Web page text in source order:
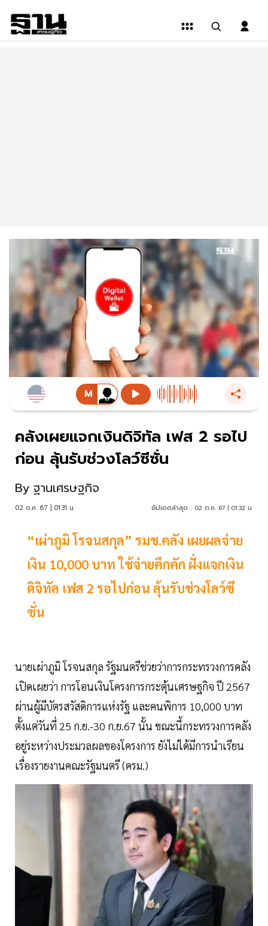
คลังเผยแจกเงินดิจิทัล เฟส 2 รอไป
ก่อน ลุ้นรับช่วงโลว์ซีซั่น
By ฐานเศรษฐกิจ
02 ต.ค. 67 | 01:31 น. อัปเดตล่าสุด : 02 ต.ค. 67 | 01:32 น.
“เผ่าภูมิ โรจนสกุล” รมช.คลัง เผยผลจ่าย
เงิน 10,000 บาท ใช้จ่ายคึกคัก ฝั่งแจกเงิน
ดิจิทัล เฟส 2 รอไปก่อน ลุ้นรับช่วงโลว์ซี
ซั่น
นายเผ่าภูมิ โรจนสกุล รัฐมนตรีช่วยว่าการกระทรวงการคลัง
เปิดเผยว่า การโอนเงินโครงการกระตุ้นเศรษฐกิจ ปี 2567
ผ่านผู้มีบัตรสวัสดิการแห่งรัฐ และคนพิการ 10,000 บาท
ตั้งแต่วันที่ 25 ก.ย.-30 ก.ย.67 นั้น ขณะนี้กระทรวงการคลัง
อยู่ระหว่างประมวลผลของโครงการ ยังไม่ได้มีการนำเรียน
เรื่องรายงานคณะรัฐมนตรี (ครม.)